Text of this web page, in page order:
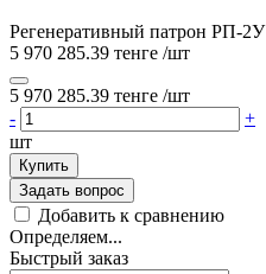
Регенеративный патрон РП-2У
5 970 285.39 тенге /шт
5 970 285.39 тенге /шт
-
+
шт
Купить
Задать вопрос
Добавить к сравнению
Определяем...
Быстрый заказ